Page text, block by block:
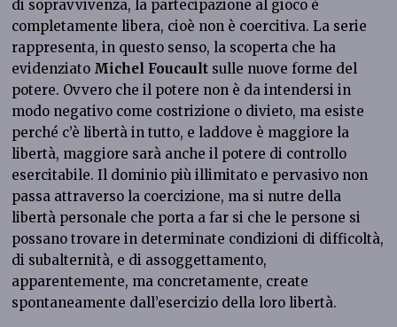
di sopravvivenza, la partecipazione al gioco è
completamente libera, cioè non è coercitiva. La serie
rappresenta, in questo senso, la scoperta che ha
evidenziato Michel Foucault sulle nuove forme del
potere. Ovvero che il potere non è da intendersi in
modo negativo come costrizione o divieto, ma esiste
perché c’è libertà in tutto, e laddove è maggiore la
libertà, maggiore sarà anche il potere di controllo
esercitabile. Il dominio più illimitato e pervasivo non
passa attraverso la coercizione, ma si nutre della
libertà personale che porta a far si che le persone si
possano trovare in determinate condizioni di difficoltà,
di subalternità, e di assoggettamento,
apparentemente, ma concretamente, create
spontaneamente dall’esercizio della loro libertà.